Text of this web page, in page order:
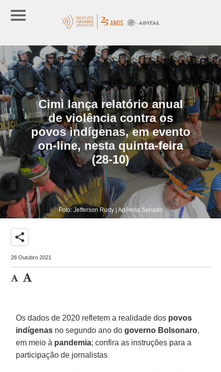
Cimi lança relatório anual
de violência contra os
povos indígenas, em evento
on-line, nesta quinta-feira
(28-10)
Foto: Jefferson Rudy | Agência Senado
share
28 Outubro 2021
Os dados de 2020 refletem a realidade dos povos
indígenas no segundo ano dogoverno Bolsonaro,
em meio à pandemia; confira as instruções para a
participação de jornalistas